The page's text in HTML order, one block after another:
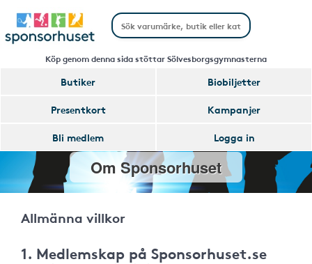
Köp genom denna sida stöttar Sölvesborgsgymnasterna
Butiker
Biobiljetter
Presentkort
Kampanjer
Bli medlem
Logga in
Om Sponsorhuset
Allmänna villkor
1. Medlemskap på Sponsorhuset.se